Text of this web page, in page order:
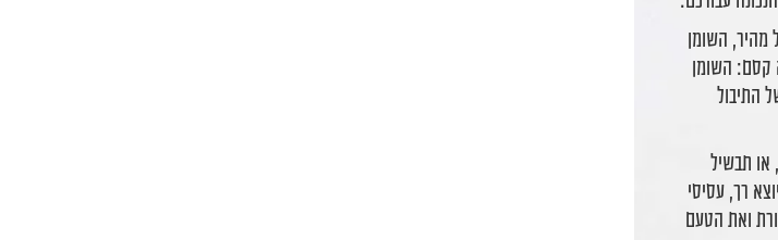
מהיר, השומן
קסם: השומן
התיבול
או תבשיל
רך, עסיסי
ואת הטעם